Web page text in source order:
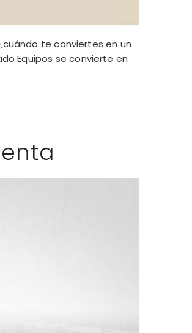
te conviertes en un
Equipos se convierte en